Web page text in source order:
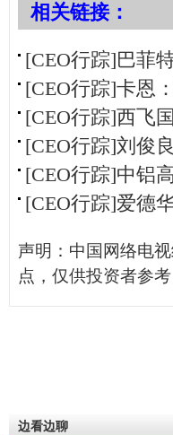
相关链接：
[CEO行踪]巴菲
[CEO行踪]卡恩
[CEO行踪]西飞
[CEO行踪]刘俊
[CEO行踪]中铝
[CEO行踪]爱德
声明：中国网络电
点，仅供投资者参
边看边聊